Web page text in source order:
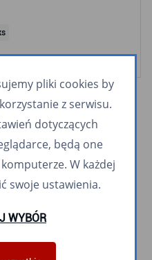
pliki cookies by
z serwisu.
dotyczących
będą one
W każdej
swoje ustawienia.
WYBÓR